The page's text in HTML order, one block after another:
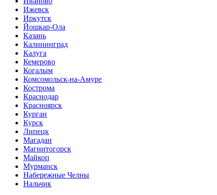
Ижевск
Иркутск
Йошкар-Ола
Казань
Калининград
Калуга
Кемерово
Когалым
Комсомольск-на-Амуре
Кострома
Краснодар
Красноярск
Курган
Курск
Липецк
Магадан
Магнитогорск
Майкоп
Мурманск
Набережные Челны
Нальчик